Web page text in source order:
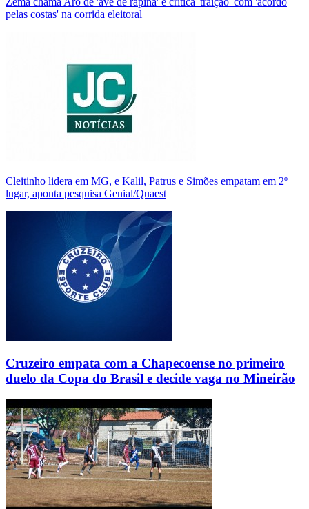
pelas costas' na corrida eleitoral
Cleitinho lidera em MG, e Kalil, Patrus e Simões empatam em 2º
lugar, aponta pesquisa Genial/Quaest
Cruzeiro empata com a Chapecoense no primeiro
duelo da Copa do Brasil e decide vaga no Mineirão